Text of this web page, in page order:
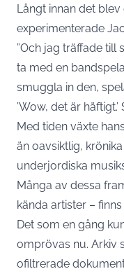
Långt innan det
experimenterade
”Och jag träffade till
ta med en
smuggla in den,
’Wow, det är
Med tiden växte
än oavsiktlig,
underjordiska
Många av dessa
kända artister –
Det som en gång
omprövas nu. Arkiv
ofiltrerade